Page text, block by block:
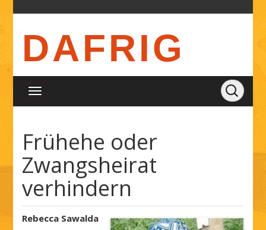
DAFRIG
Frühehe oder
Zwangsheirat
verhindern
Rebecca Sawalda